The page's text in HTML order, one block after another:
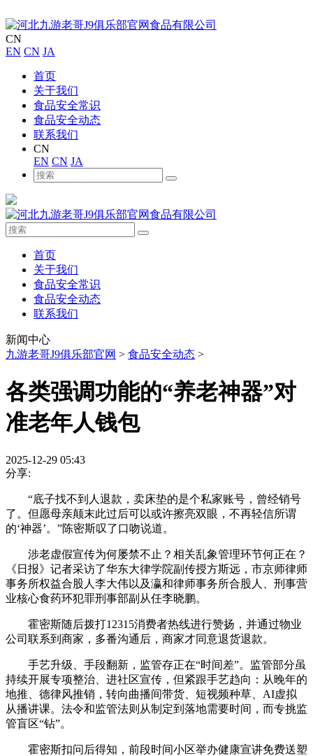
CN
EN CN JA
首页
关于我们
食品安全常识
食品安全动态
联系我们
CN
EN CN JA
首页
关于我们
食品安全常识
食品安全动态
联系我们
新闻中心
九游老哥J9俱乐部官网 > 食品安全动态 >
各类强调功能的“养老神器”对
准老年人钱包
2025-12-29 05:43
分享:
“底子找不到人退款，卖床垫的是个私家账号，曾经销号
了。但愿母亲颠末此过后可以或许擦亮双眼，不再轻信所谓
的‘神器’。”陈密斯叹了口吻说道。
涉老虚假宣传为何屡禁不止？相关乱象管理环节何正在？
《日报》记者采访了华东大律学院副传授方斯远，市京师律师
事务所权益合股人李大伟以及瀛和律师事务所合股人、刑事营
业核心食药环犯罪刑事部副从任李晓鹏。
霍密斯随后拨打12315消费者热线进行赞扬，并通过物业
公司联系到商家，多番沟通后，商家才同意退货退款。
手艺升级、手段翻新，监管存正在“时间差”。监管部分虽
持续开展专项整治、进社区宣传，但紧跟手艺趋向：从晚年的
地推、德律风推销，转向曲播间带货、短视频种草、AI虚拟
从播讲课。法令和监管法则从制定到落地需要时间，而专挑监
管盲区“钻”。
霍密斯扣问后得知，前段时间小区举办健康宣讲免费送塑